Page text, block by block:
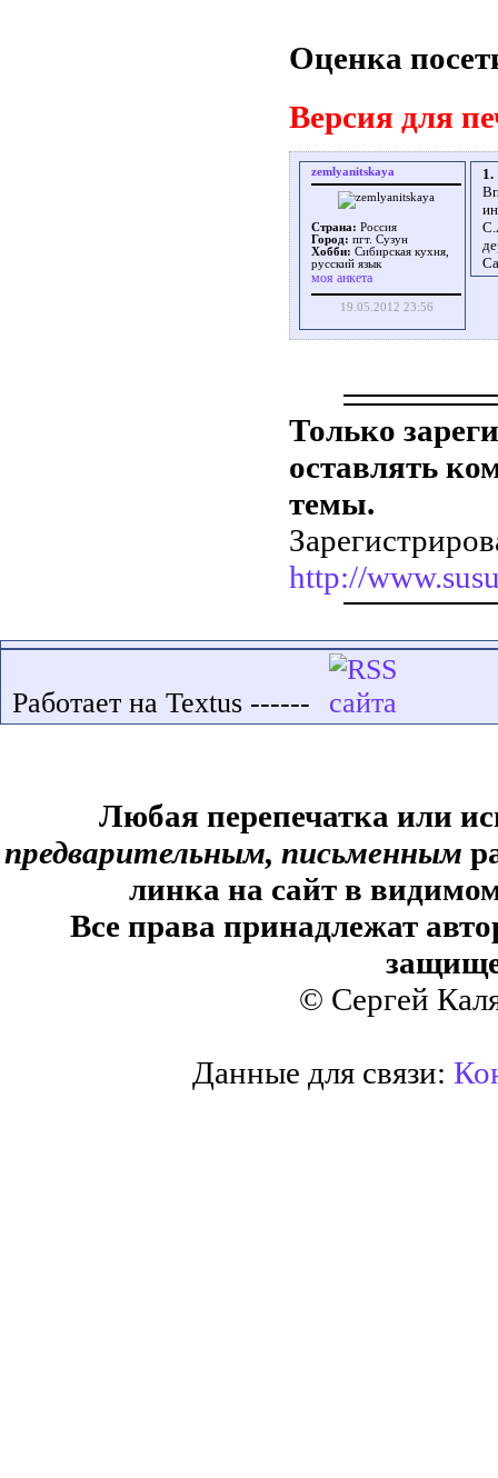
Оценка
Версия для
zemlyanitskaya
Страна: Россия
Город: пгт. Сузун
Хобби: Сибирская кухня,
русский язык
моя анкета
19.05.2012 23:56
1.
Только
оставлять
темы.
http://
Работает на Textus ------
Любая перепечатка или
предварительным, письменным
линка на сайт в
Все права принадлежат
© Сергей
Данные для связи: